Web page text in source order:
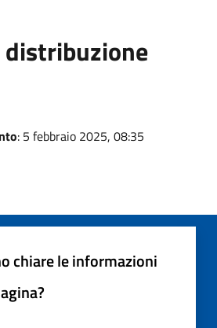
distribuzione
: 5 febbraio 2025, 08:35
chiare le informazioni